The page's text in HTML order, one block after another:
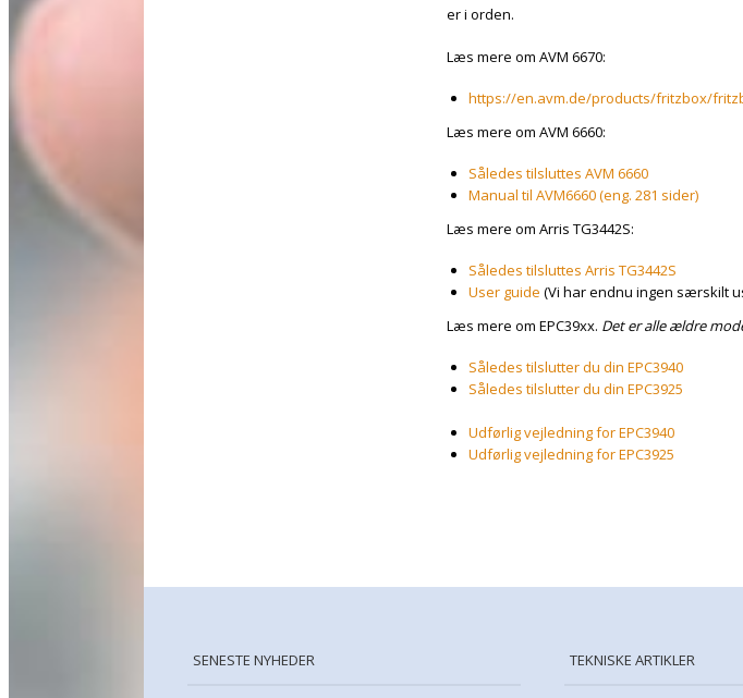
er i orden.
Læs mere om AVM 6670:
https://en.avm.de/products/fritzbox/
Læs mere om AVM 6660:
Således tilsluttes AVM 6660
Manual til AVM6660 (eng. 281 sider)
Læs mere om Arris TG3442S:
Således tilsluttes Arris TG3442S
User guide (Vi har endnu ingen særskilt
Læs mere om EPC39xx. Det er alle ældre
Således tilslutter du din EPC3940
Således tilslutter du din EPC3925
Udførlig vejledning for EPC3940
Udførlig vejledning for EPC3925
SENESTE NYHEDER TEKNISKE ARTIKLER